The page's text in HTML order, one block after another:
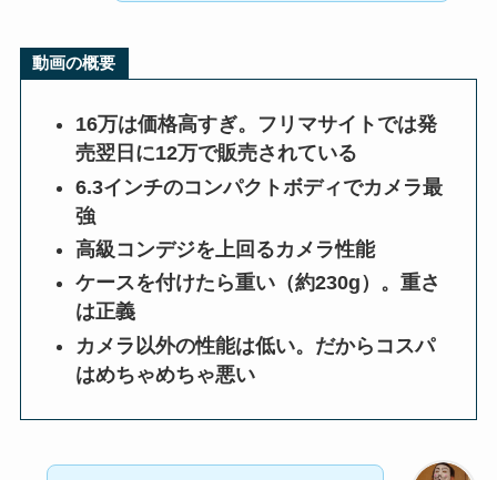
動画の概要
16万は価格高すぎ。フリマサイトでは発
売翌日に12万で販売されている
6.3インチのコンパクトボディでカメラ最
強
高級コンデジを上回るカメラ性能
ケースを付けたら重い（約230g）。重さ
は正義
カメラ以外の性能は低い。だからコスパ
はめちゃめちゃ悪い